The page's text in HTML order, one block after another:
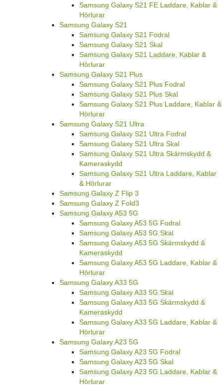
Samsung Galaxy S21 FE Laddare, Kablar &
Hörlurar
Samsung Galaxy S21
Samsung Galaxy S21 Fodral
Samsung Galaxy S21 Skal
Samsung Galaxy S21 Laddare, Kablar &
Hörlurar
Samsung Galaxy S21 Plus
Samsung Galaxy S21 Plus Fodral
Samsung Galaxy S21 Plus Skal
Samsung Galaxy S21 Plus Laddare, Kablar &
Hörlurar
Samsung Galaxy S21 Ultra
Samsung Galaxy S21 Ultra Fodral
Samsung Galaxy S21 Ultra Skal
Samsung Galaxy S21 Ultra Skärmskydd &
Kameraskydd
Samsung Galaxy S21 Ultra Laddare, Kablar
& Hörlurar
Samsung Galaxy Z Flip 3
Samsung Galaxy Z Fold3
Samsung Galaxy A53 5G
Samsung Galaxy A53 5G Fodral
Samsung Galaxy A53 5G Skal
Samsung Galaxy A53 5G Skärmskydd &
Kameraskydd
Samsung Galaxy A53 5G Laddare, Kablar &
Hörlurar
Samsung Galaxy A33 5G
Samsung Galaxy A33 5G Skal
Samsung Galaxy A33 5G Skärmskydd &
Kameraskydd
Samsung Galaxy A33 5G Laddare, Kablar &
Hörlurar
Samsung Galaxy A23 5G
Samsung Galaxy A23 5G Fodral
Samsung Galaxy A23 5G Skal
Samsung Galaxy A23 5G Laddare, Kablar &
Hörlurar